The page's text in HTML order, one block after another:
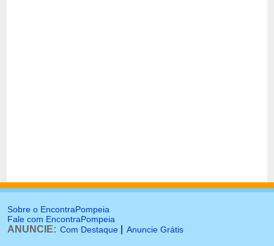
Sobre o EncontraPompeia
Fale com EncontraPompeia
ANUNCIE: Com Destaque Anuncie Grátis